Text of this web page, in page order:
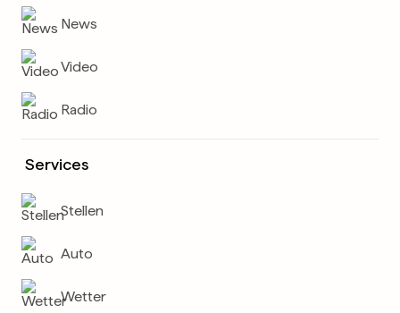
News
Video
Radio
Services
Stellen
Auto
Wetter